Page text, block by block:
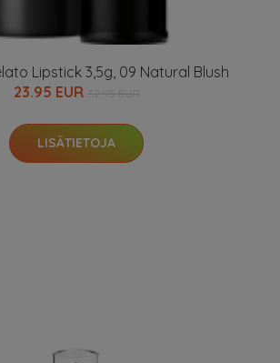
Lipstick 3,5g, 09 Natural Blush
23.95 EUR
LISÄTIETOJA